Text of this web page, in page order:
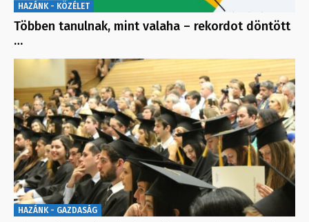
HAZÁNK - KÖZÉLET
Többen tanulnak, mint valaha – rekordot döntött
…
HAZÁNK - GAZDASÁG